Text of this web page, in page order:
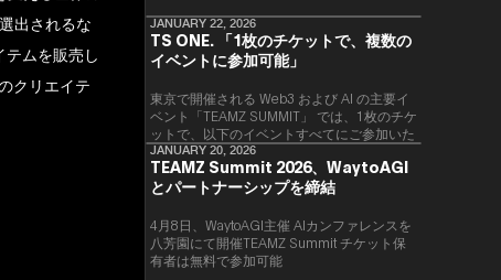
出されるな
ムを販売し
クリエイテ
JANUARY 22, 2026
TS ONE. 「1枚のチケットで、複数の
イベントに参加可能」
東京で開催される Web3 および AI の主要イ
ベント「TEAMZ SUMMIT」 では、1枚のチケ
ットで、以下のイベントすべてにご参加いた
だけます。
JANUARY 20, 2026
TEAMZ Summit 2026、WaytoAGI
とパートナーシップを締結
4月8日、WaytoAGI主催 AIカンファレンスを
八芳園にて開催TEAMZ Summit チケット保
有者は無料で参加可能